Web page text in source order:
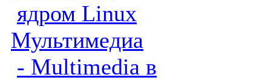
ядром Linux
Мультимедиа
- Multimedia в